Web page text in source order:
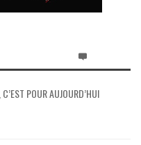
POUR AUJOURD’HUI